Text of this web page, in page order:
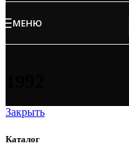
МЕНЮ
Закрыть
Каталог